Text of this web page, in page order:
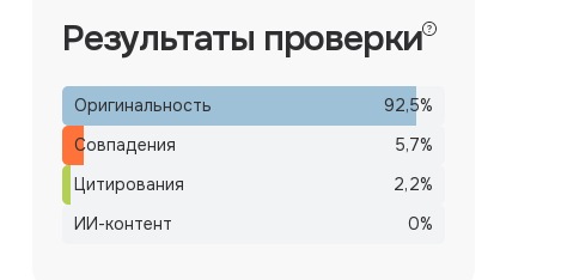
Результаты проверки
Оригинальность 92,5%
Совпадения
5,7%
Цитирования
2,2%
ИИ-контент
0%